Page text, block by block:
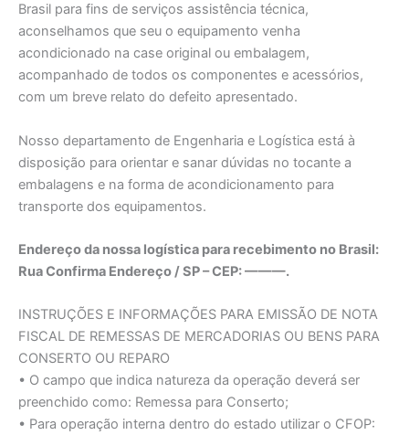
Brasil para fins de serviços assistência técnica,
aconselhamos que seu o equipamento venha
acondicionado na case original ou embalagem,
acompanhado de todos os componentes e acessórios,
com um breve relato do defeito apresentado.
Nosso departamento de Engenharia e Logística está à
disposição para orientar e sanar dúvidas no tocante a
embalagens e na forma de acondicionamento para
transporte dos equipamentos.
Endereço da nossa logística para recebimento no Brasil:
Rua Confirma Endereço / SP – CEP: ———.
INSTRUÇÕES E INFORMAÇÕES PARA EMISSÃO DE NOTA
FISCAL DE REMESSAS DE MERCADORIAS OU BENS PARA
CONSERTO OU REPARO
• O campo que indica natureza da operação deverá ser
preenchido como: Remessa para Conserto;
• Para operação interna dentro do estado utilizar o CFOP: